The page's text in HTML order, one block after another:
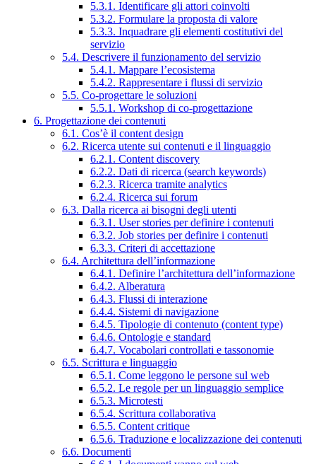
5.3.1. Identificare gli attori coinvolti
5.3.2. Formulare la proposta di valore
5.3.3. Inquadrare gli elementi costitutivi del
servizio
5.4. Descrivere il funzionamento del servizio
5.4.1. Mappare l’ecosistema
5.4.2. Rappresentare i flussi di servizio
5.5. Co-progettare le soluzioni
5.5.1. Workshop di co-progettazione
6. Progettazione dei contenuti
6.1. Cos’è il content design
6.2. Ricerca utente sui contenuti e il linguaggio
6.2.1. Content discovery
6.2.2. Dati di ricerca (search keywords)
6.2.3. Ricerca tramite analytics
6.2.4. Ricerca sui forum
6.3. Dalla ricerca ai bisogni degli utenti
6.3.1. User stories per definire i contenuti
6.3.2. Job stories per definire i contenuti
6.3.3. Criteri di accettazione
6.4. Architettura dell’informazione
6.4.1. Definire l’architettura dell’informazione
6.4.2. Alberatura
6.4.3. Flussi di interazione
6.4.4. Sistemi di navigazione
6.4.5. Tipologie di contenuto (content type)
6.4.6. Ontologie e standard
6.4.7. Vocabolari controllati e tassonomie
6.5. Scrittura e linguaggio
6.5.1. Come leggono le persone sul web
6.5.2. Le regole per un linguaggio semplice
6.5.3. Microtesti
6.5.4. Scrittura collaborativa
6.5.5. Content critique
6.5.6. Traduzione e localizzazione dei contenuti
6.6. Documenti